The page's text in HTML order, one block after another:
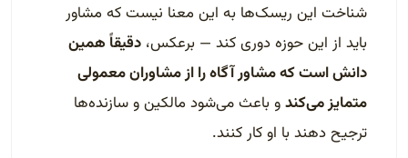
شناخت این ریسک‌ها به این معنا نیست که مشاور
باید از این حوزه دوری کند — برعکس، دقیقاً همین
دانش است که مشاور آگاه را از مشاوران معمولی
متمایز می‌کندو باعث می‌شود مالکین و سازنده‌ها
ترجیح دهند با او کار کنند.